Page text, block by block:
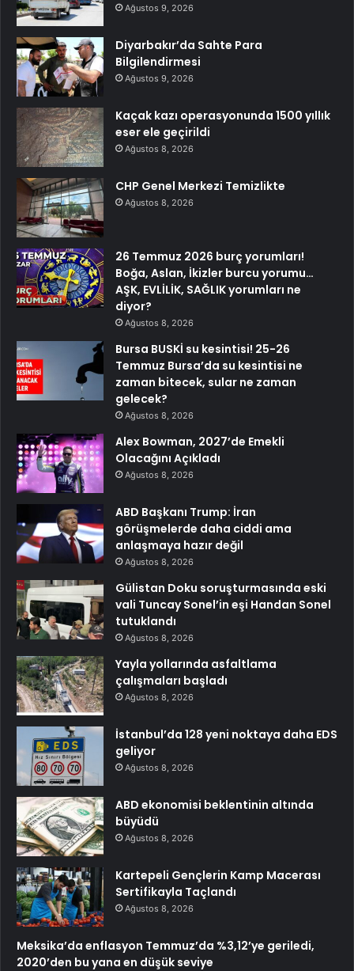
Ağustos 9, 2026
Diyarbakır’da Sahte Para
Bilgilendirmesi
Ağustos 9, 2026
Kaçak kazı operasyonunda 1500 yıllık
eser ele geçirildi
Ağustos 8, 2026
CHP Genel Merkezi Temizlikte
Ağustos 8, 2026
26 Temmuz 2026 burç yorumları!
Boğa, Aslan, İkizler burcu yorumu…
AŞK, EVLİLİK, SAĞLIK yorumları ne
diyor?
Ağustos 8, 2026
Bursa BUSKİ su kesintisi! 25-26
Temmuz Bursa’da su kesintisi ne
zaman bitecek, sular ne zaman
gelecek?
Ağustos 8, 2026
Alex Bowman, 2027’de Emekli
Olacağını Açıkladı
Ağustos 8, 2026
ABD Başkanı Trump: İran
görüşmelerde daha ciddi ama
anlaşmaya hazır değil
Ağustos 8, 2026
Gülistan Doku soruşturmasında eski
vali Tuncay Sonel’in eşi Handan Sonel
tutuklandı
Ağustos 8, 2026
Yayla yollarında asfaltlama
çalışmaları başladı
Ağustos 8, 2026
İstanbul’da 128 yeni noktaya daha EDS
geliyor
Ağustos 8, 2026
ABD ekonomisi beklentinin altında
büyüdü
Ağustos 8, 2026
Kartepeli Gençlerin Kamp Macerası
Sertifikayla Taçlandı
Ağustos 8, 2026
Meksika’da enflasyon Temmuz’da %3,12’ye geriledi,
2020’den bu yana en düşük seviye